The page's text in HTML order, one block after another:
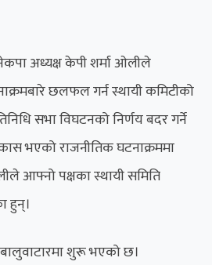
अध्यक्ष केपी शर्मा ओलीले
छलफल गर्न स्थायी कमिटीको
सभा विघटनको निर्णय बदर गर्ने
भएको राजनीतिक घटनाक्रममा
आफ्नो पक्षका स्थायी समिति
हुन्‌।
बालुवाटारमा शुरू भएको छ।